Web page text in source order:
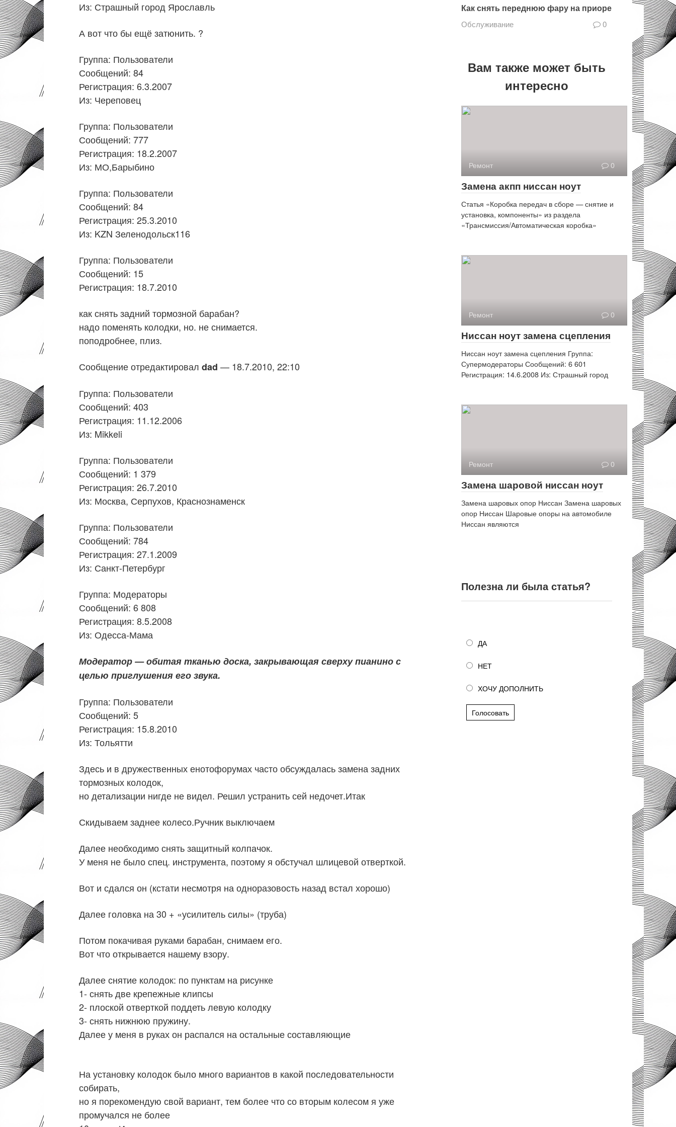
Из: Страшный город Ярославль
А вот что бы ещё затюнить. ?
Группа: Пользователи
Сообщений: 84
Регистрация: 6.3.2007
Из: Череповец
Группа: Пользователи
Сообщений: 777
Регистрация: 18.2.2007
Из: МО,Барыбино
Группа: Пользователи
Сообщений: 84
Регистрация: 25.3.2010
Из: KZN Зеленодольск116
Группа: Пользователи
Сообщений: 15
Регистрация: 18.7.2010
как снять задний тормозной барабан?
надо поменять колодки, но. не снимается.
поподробнее, плиз.
Сообщение отредактировал dad — 18.7.2010, 22:10
Группа: Пользователи
Сообщений: 403
Регистрация: 11.12.2006
Из: Mikkeli
Группа: Пользователи
Сообщений: 1 379
Регистрация: 26.7.2010
Из: Москва, Серпухов, Краснознаменск
Группа: Пользователи
Сообщений: 784
Регистрация: 27.1.2009
Из: Санкт-Петербург
Группа: Модераторы
Сообщений: 6 808
Регистрация: 8.5.2008
Из: Одесса-Мама
Модератор — обитая тканью доска, закрывающая сверху пианино с
целью приглушения его звука.
Группа: Пользователи
Сообщений: 5
Регистрация: 15.8.2010
Из: Тольятти
Здесь и в дружественных енотофорумах часто обсуждалась замена задних
тормозных колодок,
но детализации нигде не видел. Решил устранить сей недочет.Итак
Скидываем заднее колесо.Ручник выключаем
Далее необходимо снять защитный колпачок.
У меня не было спец. инструмента, поэтому я обстучал шлицевой отверткой.
Вот и сдался он (кстати несмотря на одноразовость назад встал хорошо)
Далее головка на 30 + «усилитель силы» (труба)
Потом покачивая руками барабан, снимаем его.
Вот что открывается нашему взору.
Далее снятие колодок: по пунктам на рисунке
1- снять две крепежные клипсы
2- плоской отверткой поддеть левую колодку
3- снять нижнюю пружину.
Далее у меня в руках он распался на остальные составляющие
На установку колодок было много вариантов в какой последовательности
собирать,
но я порекомендую свой вариант, тем более что со вторым колесом я уже
промучался не более
Как снять переднюю фару на приоре
Обслуживание 0
Вам также может быть
интересно
Ремонт 0
Замена акпп ниссан ноут
Статья «Коробка передач в сборе — снятие и
установка, компоненты» из раздела
«Трансмиссия/Автоматическая коробка»
Ремонт 0
Ниссан ноут замена сцепления
Ниссан ноут замена сцепления Группа:
Супермодераторы Сообщений: 6 601
Регистрация: 14.6.2008 Из: Страшный город
Ремонт 0
Замена шаровой ниссан ноут
Замена шаровых опор Ниссан Замена шаровых
опор Ниссан Шаровые опоры на автомобиле
Ниссан являются
Полезна ли была статья?
ДА
НЕТ
ХОЧУ ДОПОЛНИТЬ
Голосовать